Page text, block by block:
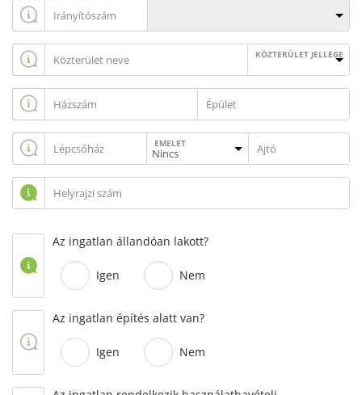
KÖZTERÜLET JELLEGE
EMELET
Az ingatlan állandóan lakott?
Igen Nem
Az ingatlan építés alatt van?
Igen Nem